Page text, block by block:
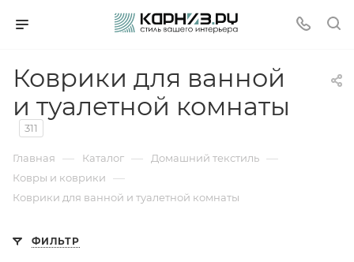
Коврики для ванной
и туалетной комнаты
311
Главная — Каталог — Домашний текстиль —
Ковры и коврики —
Коврики для ванной и туалетной комнаты
ФИЛЬТР